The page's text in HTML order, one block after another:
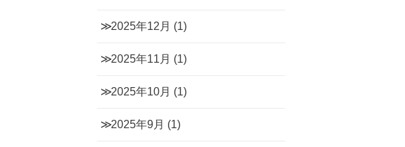
2025年12月 (1)
2025年11月 (1)
2025年10月 (1)
2025年9月 (1)